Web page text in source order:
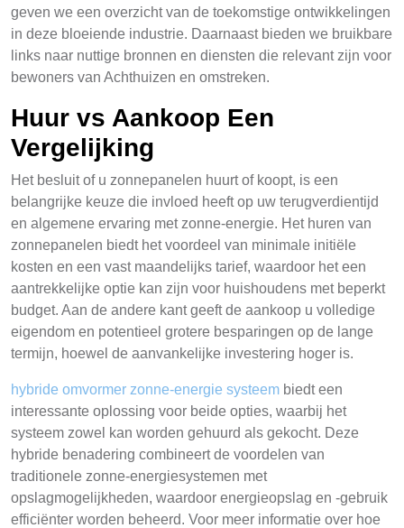
geven we een overzicht van de toekomstige ontwikkelingen
in deze bloeiende industrie. Daarnaast bieden we bruikbare
links naar nuttige bronnen en diensten die relevant zijn voor
bewoners van Achthuizen en omstreken.
Huur vs Aankoop Een
Vergelijking
Het besluit of u zonnepanelen huurt of koopt, is een
belangrijke keuze die invloed heeft op uw terugverdientijd
en algemene ervaring met zonne-energie. Het huren van
zonnepanelen biedt het voordeel van minimale initiële
kosten en een vast maandelijks tarief, waardoor het een
aantrekkelijke optie kan zijn voor huishoudens met beperkt
budget. Aan de andere kant geeft de aankoop u volledige
eigendom en potentieel grotere besparingen op de lange
termijn, hoewel de aanvankelijke investering hoger is.
hybride omvormer zonne-energie systeem biedt een
interessante oplossing voor beide opties, waarbij het
systeem zowel kan worden gehuurd als gekocht. Deze
hybride benadering combineert de voordelen van
traditionele zonne-energiesystemen met
opslagmogelijkheden, waardoor energieopslag en -gebruik
efficiënter worden beheerd. Voor meer informatie over hoe